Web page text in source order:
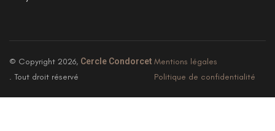
© Copyright 2026, Cercle Condorcet
. Tout droit réservé
Mentions légales
Politique de confidentialité